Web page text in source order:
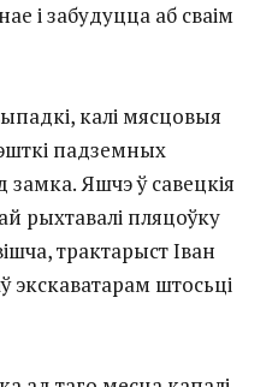
і забудуцца аб сваім
калі мясцовыя
падземных
Яшчэ ў савецкія
рыхтавалі пляцоўку
трактарыст Іван
экскаватарам штосьці